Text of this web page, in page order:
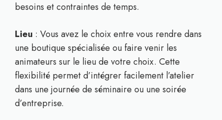
besoins et contraintes de temps.
Lieu : Vous avez le choix entre vous rendre dans
une boutique spécialisée ou faire venir les
animateurs sur le lieu de votre choix. Cette
flexibilité permet d’intégrer facilement l’atelier
dans une journée de séminaire ou une soirée
d’entreprise.